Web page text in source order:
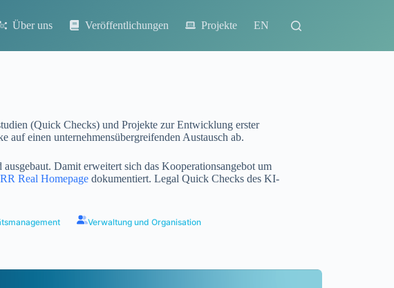
Über uns Veröffentlichungen Projekte EN
(Quick Checks) und Projekte zur Entwicklung erster
einen unternehmensübergreifenden Austausch ab.
Damit erweitert sich das Kooperationsangebot um
Real Homepage dokumentiert. Legal Quick Checks des KI-
Verwaltung und Organisation